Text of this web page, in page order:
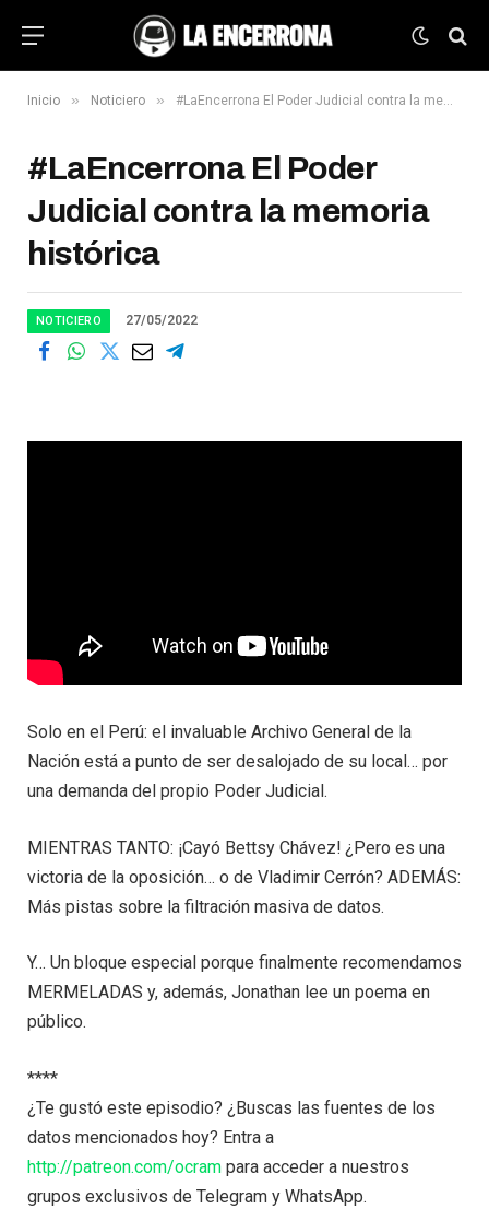
Inicio » Noticiero » #LaEncerrona El Poder Judicial contra la memoria histórica
#LaEncerrona El Poder
Judicial contra la memoria
histórica
NOTICIERO 27/05/2022
Solo en el Perú: el invaluable Archivo General de la
Nación está a punto de ser desalojado de su local… por
una demanda del propio Poder Judicial.
MIENTRAS TANTO: ¡Cayó Bettsy Chávez! ¿Pero es una
victoria de la oposición… o de Vladimir Cerrón? ADEMÁS:
Más pistas sobre la filtración masiva de datos.
Y… Un bloque especial porque finalmente recomendamos
MERMELADAS y, además, Jonathan lee un poema en
público.
****
¿Te gustó este episodio? ¿Buscas las fuentes de los
datos mencionados hoy? Entra a
http://patreon.com/ocram para acceder a nuestros
grupos exclusivos de Telegram y WhatsApp.